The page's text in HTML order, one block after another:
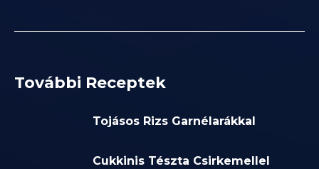
További Receptek
Tojásos Rizs Garnélarákkal
Cukkinis Tészta Csirkemellel